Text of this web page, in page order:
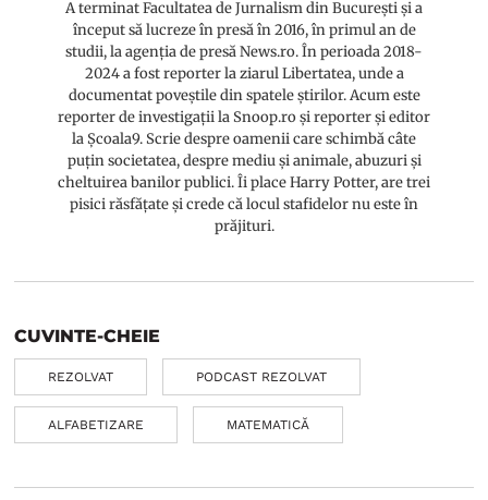
A terminat Facultatea de Jurnalism din București și a
început să lucreze în presă în 2016, în primul an de
studii, la agenția de presă News.ro. În perioada 2018-
2024 a fost reporter la ziarul Libertatea, unde a
documentat poveștile din spatele știrilor. Acum este
reporter de investigații la Snoop.ro și reporter și editor
la Școala9. Scrie despre oamenii care schimbă câte
puțin societatea, despre mediu și animale, abuzuri și
cheltuirea banilor publici. Îi place Harry Potter, are trei
pisici răsfățate și crede că locul stafidelor nu este în
prăjituri.
CUVINTE-CHEIE
REZOLVAT PODCAST REZOLVAT
ALFABETIZARE MATEMATICĂ